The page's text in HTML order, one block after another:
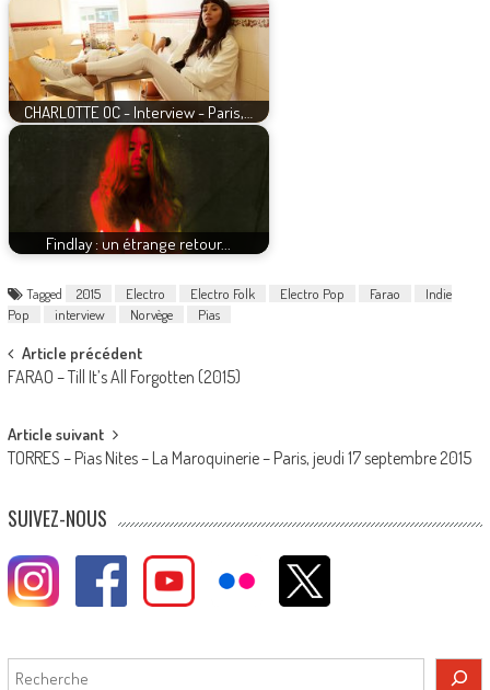
CHARLOTTE OC - Interview - Paris,…
Findlay : un étrange retour...
Tagged 2015 Electro Electro Folk Electro Pop Farao
Indie
Pop
interview Norvège Pias
Post
navigation
Article précédent
FARAO – Till It’s All Forgotten (2015)
Article suivant
TORRES – Pias Nites – La Maroquinerie – Paris, jeudi 17 septembre 2015
SUIVEZ-NOUS
Rechercher